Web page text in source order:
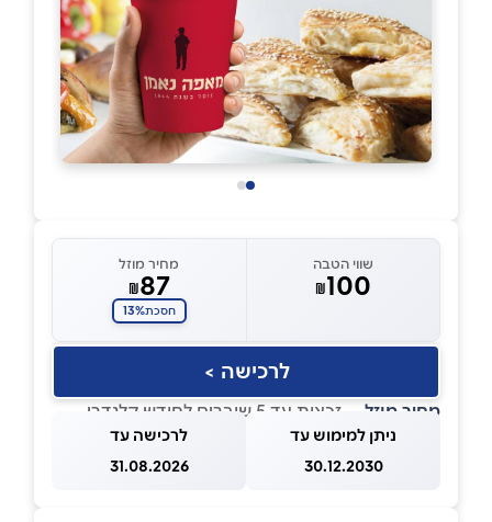
שווי הטבה
₪100
מחיר מוזל
₪87
חסכת13%
לרכישה >
מחיר מוזל — זכאות עד 5 שוברים לחודש קלנדרי
ניתן למימוש עד
30.12.2030
לרכישה עד
31.08.2026